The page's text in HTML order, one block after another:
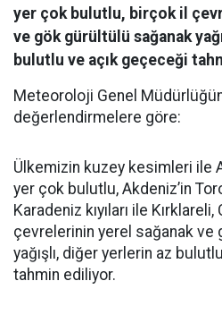
yer çok bulutlu, birçok il
ve gök gürültülü sağanak
bulutlu ve açık geçeceği
Meteoroloji Genel
değerlendirmelere göre:
Ülkemizin kuzey kesimleri ile
yer çok bulutlu, Akdeniz’in
Karadeniz kıyıları ile
çevrelerinin yerel sağanak ve
yağışlı, diğer yerlerin az
tahmin ediliyor.